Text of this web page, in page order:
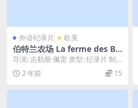
外语纪录片 欧美
伯特兰农场 La ferme des Be
rtrand (2024)
导演: 吉勒斯·佩雷 类型: 纪录片 制
片国家/地区: 法国 语言: 法语 上映...
2 年前 15